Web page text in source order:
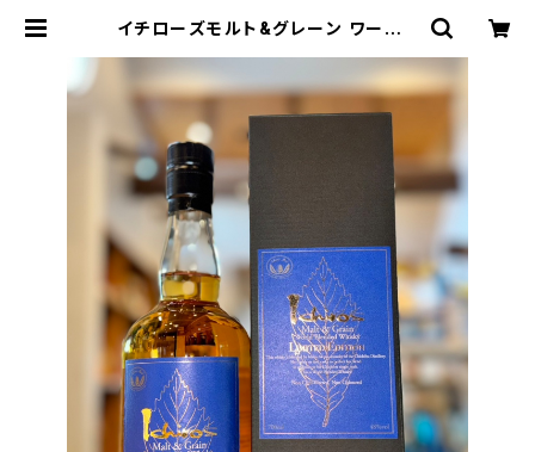
イチローズモルト&グレーン ワールド
ディション 700ml１本（株式会社ベン
チャーウイスキー・埼玉県秩父市） |
【BASE公式】福原酒店｜創業1928
年・広島の日本酒・限定酒を全国通販